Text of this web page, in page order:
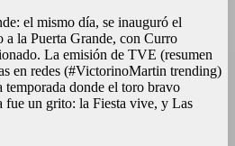
el mismo día, se inauguró el
la Puerta Grande, con Curro
La emisión de TVE (resumen
en redes (#VictorinoMartin trending)
donde el toro bravo
fue un grito: la Fiesta vive, y Las